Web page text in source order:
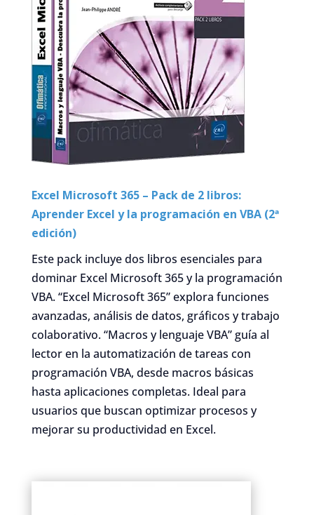
Excel Microsoft 365 – Pack de 2 libros:
Aprender Excel y la programación en VBA (2ª
edición)
Este pack incluye dos libros esenciales para
dominar Excel Microsoft 365 y la programación
VBA. “Excel Microsoft 365” explora funciones
avanzadas, análisis de datos, gráficos y trabajo
colaborativo. “Macros y lenguaje VBA” guía al
lector en la automatización de tareas con
programación VBA, desde macros básicas
hasta aplicaciones completas. Ideal para
usuarios que buscan optimizar procesos y
mejorar su productividad en Excel.